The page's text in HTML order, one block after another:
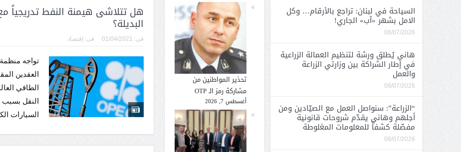
هل تتلاشى هيمنة النفط تدريجياً
البديلة؟
فى: 01/04/2021 فى: إقتصاد
العقدين
الطاقي
النقل بسبب
السيارات
تحذير المواطنين من
مشاركة رمز الـ OTP
أغسطس 7, 2026
السياحة في لبنان: تراجع بالأرقام… وكل
الامل بشهر «آب» الجاري!
08/07/2026
هاني يُطلق ورشة لتنظيم العمالة الزراعية
في إطار الشراكة بين وزارتي الزراعة
والعمل
08/07/2026
“الزراعة”: سنواصل العمل مع الصيّادين ومن
أجلهم وهاني يقدّم شروحات قانونية
مفصّلة كشفاً للمعلومات المغلوطة
08/07/2026